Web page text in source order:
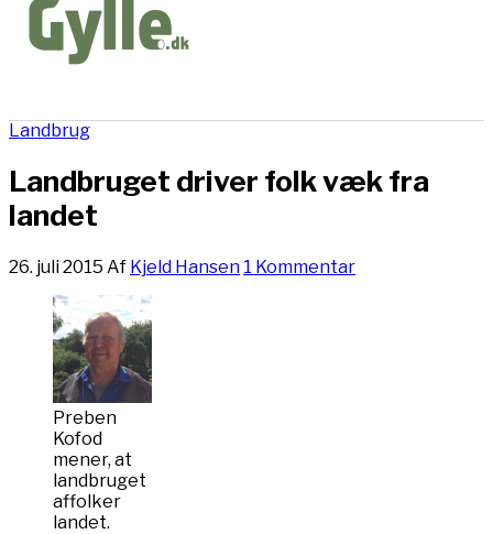
Landbrug
Landbruget driver folk væk fra
landet
26. juli 2015 Af Kjeld Hansen 1 Kommentar
Preben
Kofod
mener, at
landbruget
affolker
landet.